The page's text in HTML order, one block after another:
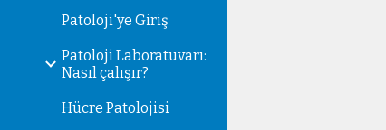
Patoloji'ye Giriş
Patoloji Laboratuvarı:
Nasıl çalışır?
Hücre Patolojisi